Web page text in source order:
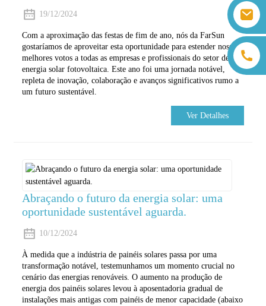
19/12/2024
Com a aproximação das festas de fim de ano, nós da FarSun
gostaríamos de aproveitar esta oportunidade para estender nossos
melhores votos a todas as empresas e profissionais do setor de
energia solar fotovoltaica. Este ano foi uma jornada notável,
repleta de inovação, colaboração e avanços significativos rumo a
um futuro sustentável.
Ver Detalhes
Abraçando o futuro da energia solar: uma
oportunidade sustentável aguarda.
10/12/2024
À medida que a indústria de painéis solares passa por uma
transformação notável, testemunhamos um momento crucial no
cenário das energias renováveis. O aumento na produção de
energia dos painéis solares levou à aposentadoria gradual de
instalações mais antigas com painéis de menor capacidade (abaixo